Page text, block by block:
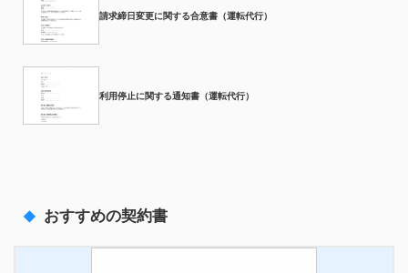
請求締日変更に関する合意書（運転代行）
利用停止に関する通知書（運転代行）
おすすめの契約書